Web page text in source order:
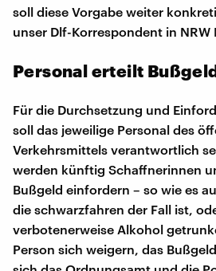
soll diese Vorgabe weiter
unser Dlf-Korrespondent in NRW
Personal erteilt
Für die Durchsetzung und
soll das jeweilige Personal des
Verkehrsmittels verantwortlich
werden künftig Schaffnerinnen
Bußgeld einfordern – so wie es
die schwarzfahren der Fall ist,
verbotenerweise Alkohol
Person sich weigern, das